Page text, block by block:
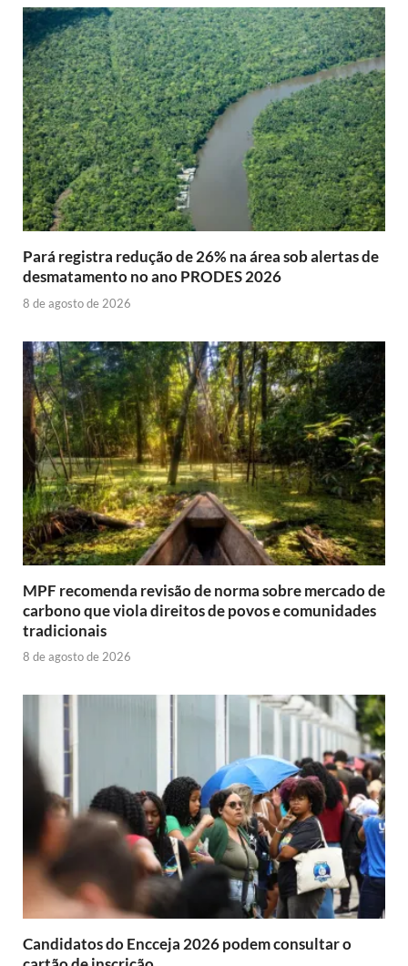
Pará registra redução de 26% na área sob alertas de
desmatamento no ano PRODES 2026
8 de agosto de 2026
MPF recomenda revisão de norma sobre mercado de
carbono que viola direitos de povos e comunidades
tradicionais
8 de agosto de 2026
Candidatos do Encceja 2026 podem consultar o